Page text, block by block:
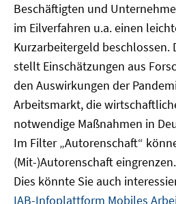
Beschäftigten und
im Eilverfahren u.a. einen
Kurzarbeitergeld beschlossen.
stellt Einschätzungen aus
den Auswirkungen der
Arbeitsmarkt, die
notwendige Maßnahmen in
Im Filter „Autorenschaft“
(Mit-)Autorenschaft eingrenzen.
Dies könnte Sie auch
IAB-Infoplattform Mobiles